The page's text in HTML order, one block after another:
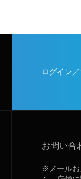
ログイン
お問い合
※メールお